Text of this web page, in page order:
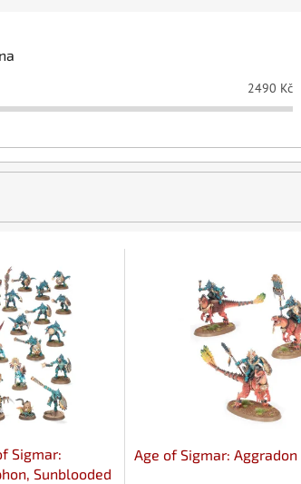
2490 Kč
Sigmar:
Sunblooded
Age of Sigmar: Aggradon